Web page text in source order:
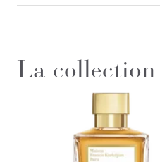
La collection